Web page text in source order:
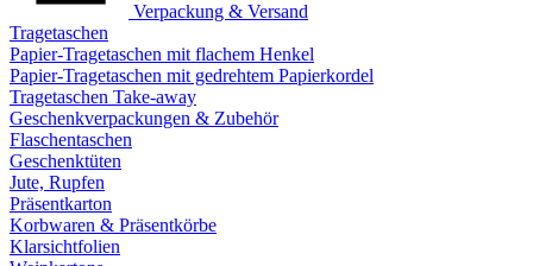
Verpackung & Versand
Tragetaschen
Papier-Tragetaschen mit flachem Henkel
Papier-Tragetaschen mit gedrehtem Papierkordel
Tragetaschen Take-away
Geschenkverpackungen & Zubehör
Flaschentaschen
Geschenktüten
Jute, Rupfen
Präsentkarton
Korbwaren & Präsentkörbe
Klarsichtfolien